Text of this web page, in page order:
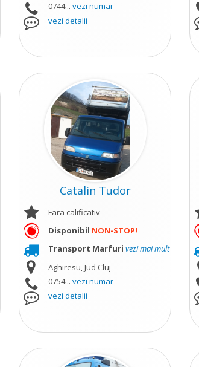
0744...vezi numar
vezi detalii
Catalin Tudor
Fara calificativ
Disponibil NON-STOP!
Transport Marfuri vezi mai mult
Aghiresu, Jud Cluj
0754...vezi numar
vezi detalii